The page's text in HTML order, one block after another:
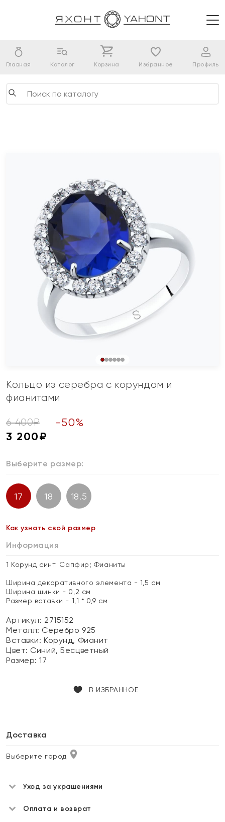
Главная Каталог Корзина Избранное Профиль
Кольцо из серебра с корундом и
фианитами
6 400₽ -50%
3 200₽
Выберите размер:
17 18 18.5
Как узнать свой размер
Информация
1 Корунд синт. Сапфир; Фианиты
Ширина декоративного элемента - 1,5 см
Ширина шинки - 0,2 см
Размер вставки - 1,1 * 0,9 см
Артикул: 2715152
Металл: Серебро 925
Вставки:Корунд, Фианит
Цвет: Синий, Бесцветный
Размер:17
В ИЗБРАННОЕ
Доставка
Выберите город
Уход за украшениями
Оплата и возврат